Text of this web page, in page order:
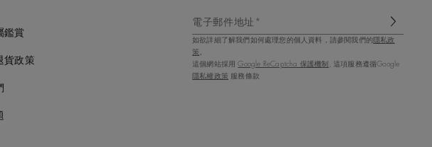
鑑賞
貨政策
電子郵件地址*
如欲詳細了解我們如何處理您的個人資料，請參閱我們的 隱私政
策 。
這個網站採用Google ReCaptcha 保護機制 , 這項服務遵循Google
隱私權政策 服務條款